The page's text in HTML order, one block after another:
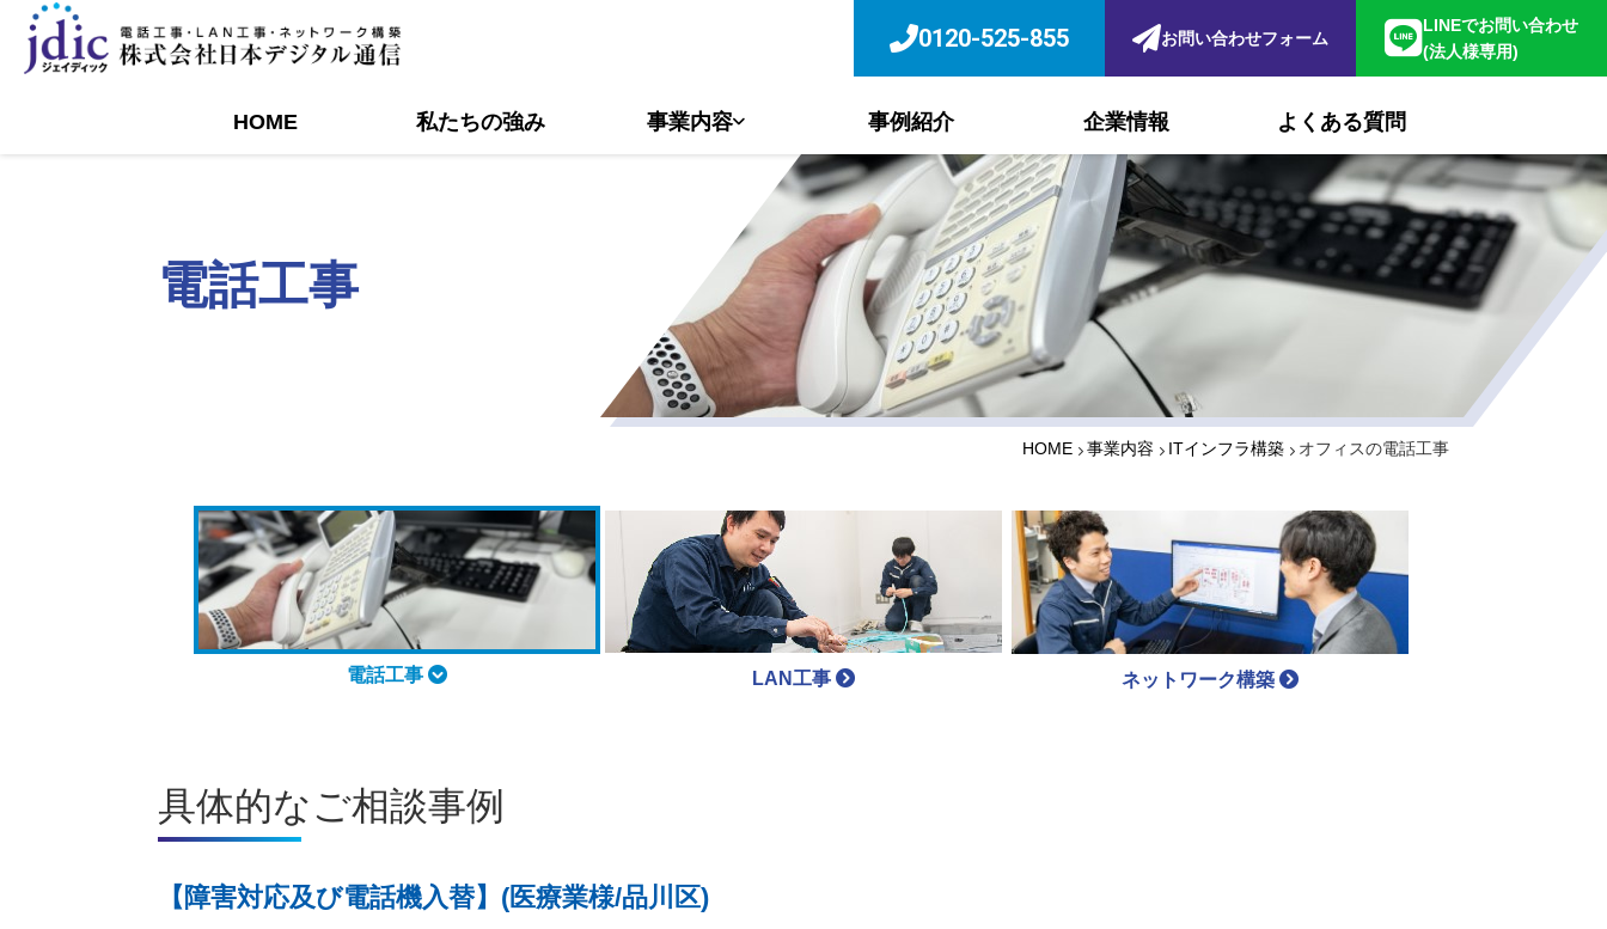
0120-525-855 お問い合わせフォーム
LINEでお問い合わせ
(法人様専用)
HOME 私たちの強み 事業内容 事例紹介 企業情報 よくある質問
電話工事
HOME 事業内容 ITインフラ構築 オフィスの電話工事
電話工事 LAN工事 ネットワーク構築
具体的なご相談事例
【障害対応及び電話機入替】(医療業様/品川区)